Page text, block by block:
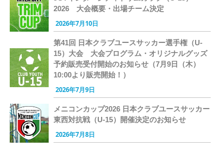
2026 大会概要・出場チーム決定
2026年7月10日
第41回 日本クラブユースサッカー選手権（U-
15）大会 大会プログラム・オリジナルグッズ
予約販売受付開始のお知らせ（7月9日（木）
10:00より販売開始！）
2026年7月9日
メニコンカップ2026 日本クラブユースサッカー
東西対抗戦（U-15）開催決定のお知らせ
2026年7月8日